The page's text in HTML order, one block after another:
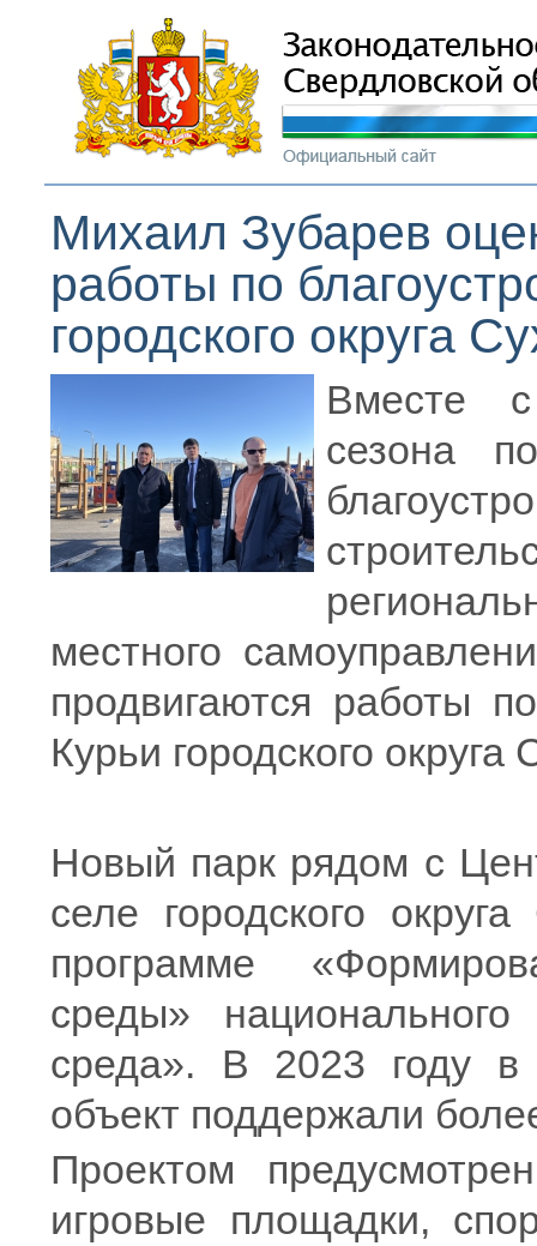
Михаил Зубарев
работы по
городского округа
Вместе с
сезона
местного
продвигаются работы
Курьи городского округа
Новый парк рядом с
селе городского
программе
среды»
среда». В 2023 году в
объект поддержали
Проектом
игровые площадки,